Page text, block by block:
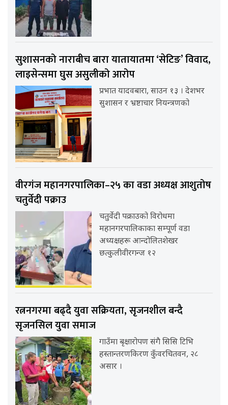
सुशासनको नाराबीच बारा यातायातमा ‘सेटिङ’ विवाद,
लाइसेन्समा घुस असुलीको आरोप
प्रभात यादवबारा, साउन १३ । देशभर
सुशासन र भ्रष्टाचार नियन्त्रणको
वीरगंज महानगरपालिका–२५ का वडा अध्यक्ष आशुतोष
चतुर्वेदी पक्राउ
चतुर्वेदी पक्राउको विरोधमा
महानगरपालिकाका सम्पूर्ण वडा
अध्यक्षहरू आन्दोलितशेखर
छत्कुलीवीरगन्ज १२
रत्ननगरमा बढ्दै युवा सक्रियता, सृजनशील बन्दै
सृजनसिल युवा समाज
गाउँमा बृक्षारोपण संगै सिसि टिभि
हस्तान्तरणकिरण कुँवरचितवन, २८
असार ।